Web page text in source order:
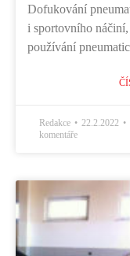
Dofukování
i sportovního náčiní,
používání
Redakce 22.2.2022
komentáře